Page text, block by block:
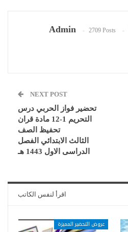
Admin 2709 Posts
NEXT POST
تحضير فواز الحربي درس
التحريم 1-12 مادة قران
تحفيظ الصف
الثالث الابتدائي الفصل
الدراسى الاول 1443 هـ
اقرأ لنفس الكاتب
عروض التحضير المميزة